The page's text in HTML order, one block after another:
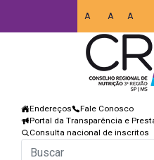
A A A
Endereços
Fale Conosco
Portal da Transparência e
Consulta nacional de inscritos